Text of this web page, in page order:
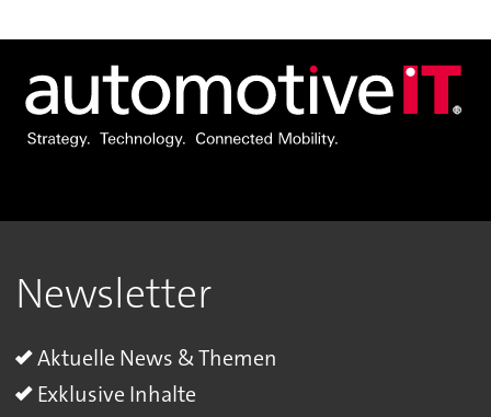
Newsletter
Aktuelle News & Themen
Exklusive Inhalte